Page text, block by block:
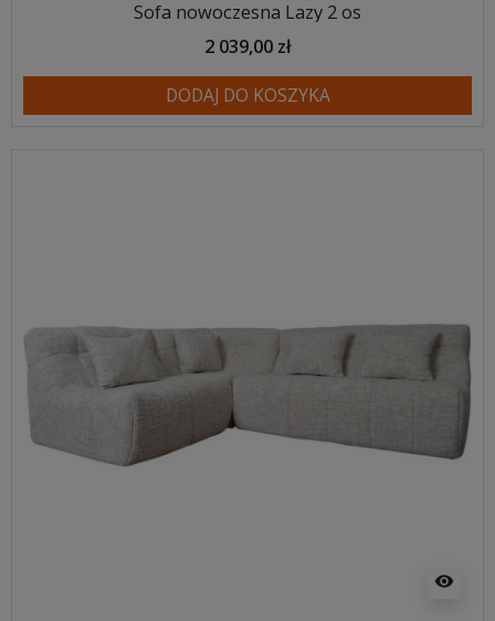
Sofa nowoczesna Lazy 2 os
2 039,00 zł
DODAJ DO KOSZYKA
visibility